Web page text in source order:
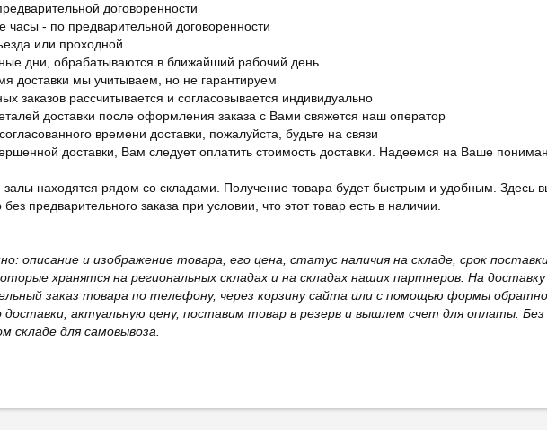
договоренности
часы - по предварительной договоренности
или проходной
дни, обрабатываются в ближайший рабочий день
доставки мы учитываем, но не гарантируем
заказов рассчитывается и согласовывается индивидуально
доставки после оформления заказа с Вами свяжется наш оператор
времени доставки, пожалуйста, будьте на связи
доставки, Вам следует оплатить стоимость доставки. Надеемся на Ваше
находятся рядом со складами. Получение товара будет быстрым и удобным. Здесь
предварительного заказа при условии, что этот товар есть в наличии.
описание и изображение товара, его цена, статус наличия на складе, срок
хранятся на региональных складах и на складах наших партнеров. На
заказ товара по телефону, через корзину сайта или с помощью формы
доставки, актуальную цену, поставим товар в резерв и вышлем счет для оплаты.
складе для самовывоза.